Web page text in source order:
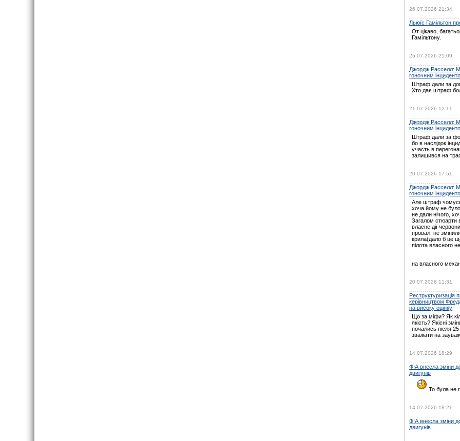
26.07.2026 21:34
Льюїс Гамільтон
От цікаво,
Гамільтону.
25.07.2026 21:09
Джордж Расселл:
гоночним
Штраф дали за
Хто дає штраф
21.07.2026 12:11
Джордж Расселл:
гоночним
Штраф дали за
бо в наслідок
участь в
залишився на
20.07.2026 17:51
Джордж Расселл:
гоночним
Але штраф чомусь
хоча йому не
не дали нічого,
Загалом стюарти
власне дії
провал: не
крила(дало б це
пілота власного
на власного
20.07.2026 11:31
Реструктуризація
керівництвом
на високу оцінку
Що за міфи? Як
якість? Якісні
почались після
зважати на
14.07.2026 18:29
ФІА внесла зміни
двигунів
То була не
14.07.2026 18:21
ФІА внесла зміни
двигунів